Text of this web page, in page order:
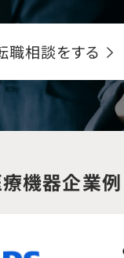
ごと、月ごとの進
お互いの営業活動
る。 ○新規ビジネ
る。 ○製品向上
携する。 ○高い製
、疾病に関する情
との仕様について
職相談をする
機器企業例